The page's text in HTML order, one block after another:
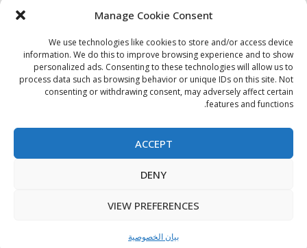
Manage Cookie Consent
We use technologies like cookies to store and/or access device
information. We do this to improve browsing experience and to show
personalized ads. Consenting to these technologies will allow us to
process data such as browsing behavior or unique IDs on this site. Not
consenting or withdrawing consent, may adversely affect certain
features and functions.
ACCEPT
DENY
VIEW PREFERENCES
بيان الخصوصية
أخبار المجتمع مجتمعي
الشارقة لإدارة الأصول تنظم زيارة إلى دار رعاية المسنين
بيان الخصوصية سياسة ملفات تعريف الارتباط
اتصل بنا
حول الموقع
Copyright © All rights reserved.|DarkNews